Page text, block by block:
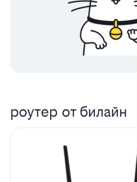
роутер от билайн